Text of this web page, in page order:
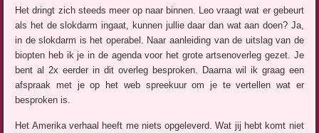
Het dringt zich steeds meer op naar binnen. Leo vraagt wat er gebeurt
als het de slokdarm ingaat, kunnen jullie daar dan wat aan doen? Ja,
in de slokdarm is het operabel. Naar aanleiding van de uitslag van de
biopten heb ik je in de agenda voor het grote artsenoverleg gezet. Je
bent al 2x eerder in dit overleg besproken. Daarna wil ik graag een
afspraak met je op het web spreekuur om je te vertellen wat er
besproken is.
Het Amerika verhaal heeft me niets opgeleverd. Wat jij hebt komt niet